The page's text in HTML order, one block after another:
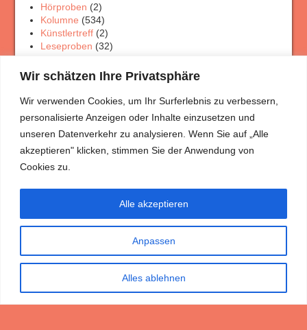
Wir schätzen Ihre Privatsphäre
Wir verwenden Cookies, um Ihr Surferlebnis zu verbessern,
personalisierte Anzeigen oder Inhalte einzusetzen und
unseren Datenverkehr zu analysieren. Wenn Sie auf „Alle
akzeptieren" klicken, stimmen Sie der Anwendung von
Cookies zu.
Anpassen
Alles ablehnen
Alle akzeptieren
Hörproben (2)
Kolumne (534)
Künstlertreff(2)
Leseproben (32)
Porträt Rätsel (12)
Theaterschaffen(3)
Wanderungen(5)
Meist gelesen
Mitja und die Mützen
(3.046)
Fakenews? (2.779)
Ich reime weil’s mir Freude macht …
Die Erscheinung des Messias (2.321)
Dr. Christian Rempel mit technischer Unterstützung von René